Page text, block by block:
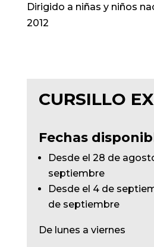
Dirigido a niñas y niños
2012
CURSILLO
Fechas
Desde el 28 de
septiembre
Desde el 4 de
de septiembre
De lunes a viernes